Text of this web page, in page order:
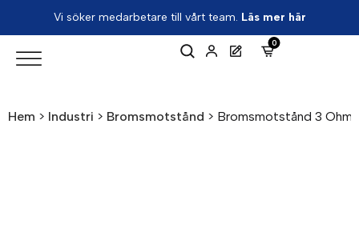
Vi söker medarbetare till vårt team. Läs mer här
0
Hem > Industri > Bromsmotstånd > Bromsmotstånd 3 Ohm